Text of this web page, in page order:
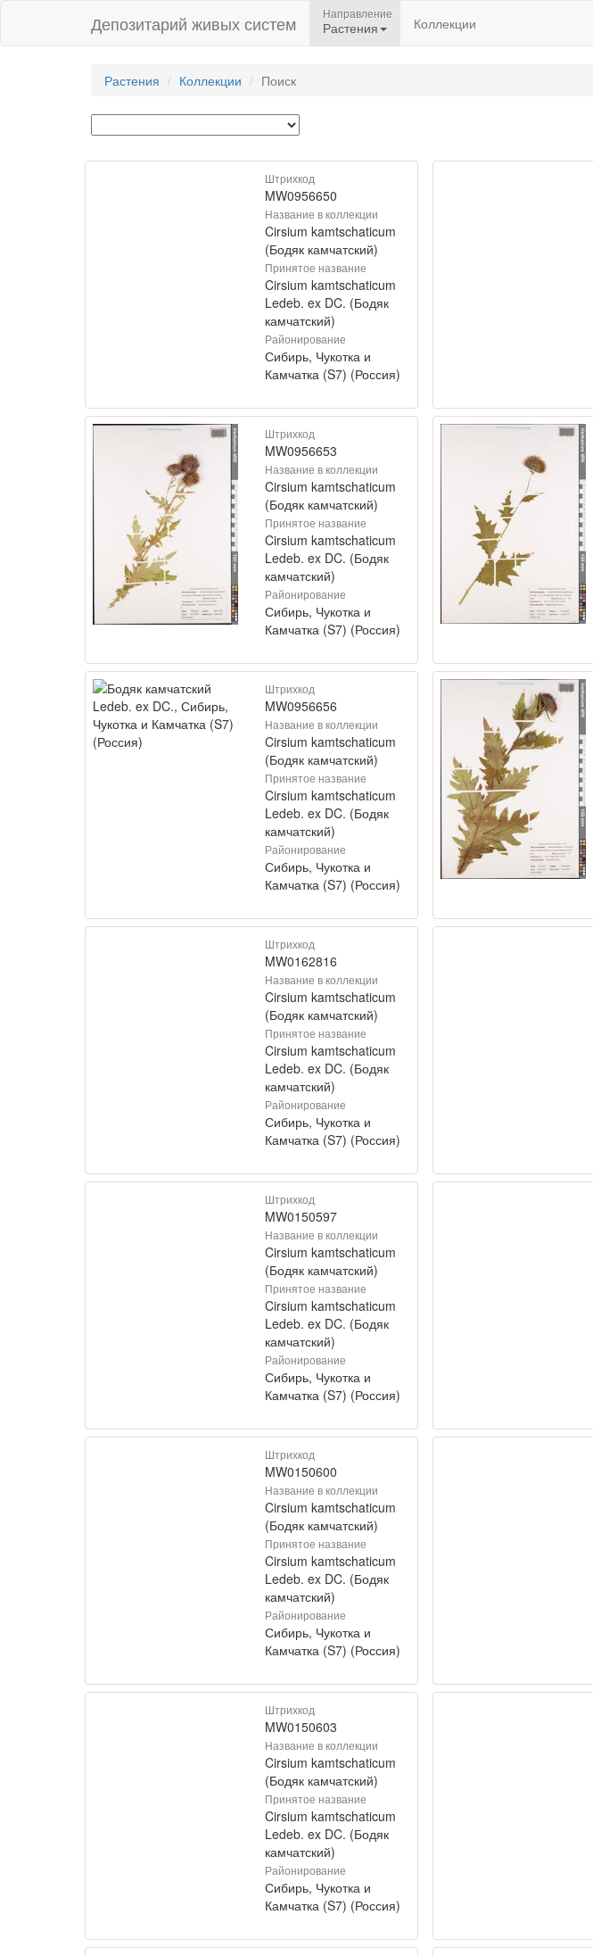
Депозитарий живых систем Направление
Растения Коллекции
Растения Коллекции Поиск
Штрихкод
MW0956650
Название в коллекции
Cirsium kamtschaticum
(Бодяк камчатский)
Принятое название
Cirsium kamtschaticum
Ledeb. ex DC. (Бодяк
камчатский)
Районирование
Сибирь, Чукотка и
Камчатка (S7) (Россия)
Штрихкод
MW0956653
Название в коллекции
Cirsium kamtschaticum
(Бодяк камчатский)
Принятое название
Cirsium kamtschaticum
Ledeb. ex DC. (Бодяк
камчатский)
Районирование
Сибирь, Чукотка и
Камчатка (S7) (Россия)
Штрихкод
MW0956656
Название в коллекции
Cirsium kamtschaticum
(Бодяк камчатский)
Принятое название
Cirsium kamtschaticum
Ledeb. ex DC. (Бодяк
камчатский)
Районирование
Сибирь, Чукотка и
Камчатка (S7) (Россия)
Штрихкод
MW0162816
Название в коллекции
Cirsium kamtschaticum
(Бодяк камчатский)
Принятое название
Cirsium kamtschaticum
Ledeb. ex DC. (Бодяк
камчатский)
Районирование
Сибирь, Чукотка и
Камчатка (S7) (Россия)
Штрихкод
MW0150597
Название в коллекции
Cirsium kamtschaticum
(Бодяк камчатский)
Принятое название
Cirsium kamtschaticum
Ledeb. ex DC. (Бодяк
камчатский)
Районирование
Сибирь, Чукотка и
Камчатка (S7) (Россия)
Штрихкод
MW0150600
Название в коллекции
Cirsium kamtschaticum
(Бодяк камчатский)
Принятое название
Cirsium kamtschaticum
Ledeb. ex DC. (Бодяк
камчатский)
Районирование
Сибирь, Чукотка и
Камчатка (S7) (Россия)
Штрихкод
MW0150603
Название в коллекции
Cirsium kamtschaticum
(Бодяк камчатский)
Принятое название
Cirsium kamtschaticum
Ledeb. ex DC. (Бодяк
камчатский)
Районирование
Сибирь, Чукотка и
Камчатка (S7) (Россия)